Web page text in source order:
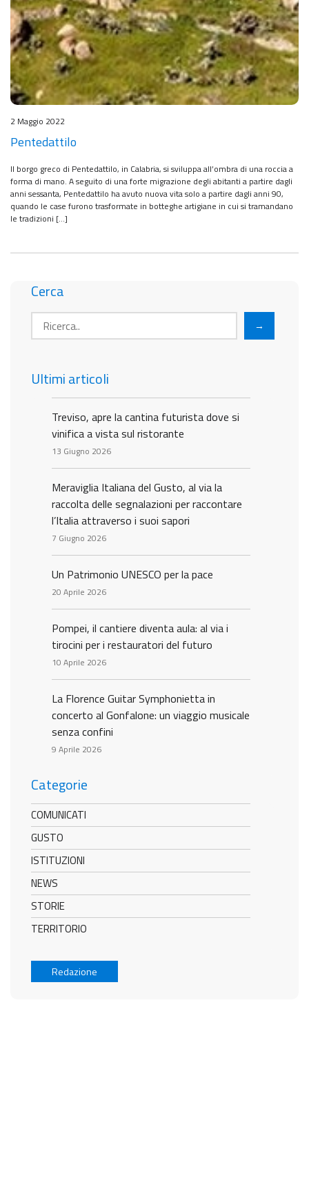
2 Maggio 2022
Pentedattilo
Il borgo greco di Pentedattilo, in Calabria, si sviluppa all’ombra di una roccia a
forma di mano. A seguito di una forte migrazione degli abitanti a partire dagli
anni sessanta, Pentedattilo ha avuto nuova vita solo a partire dagli anni 90,
quando le case furono trasformate in botteghe artigiane in cui si tramandano
le tradizioni […]
Cerca
→
Ultimi articoli
Treviso, apre la cantina futurista dove si
vinifica a vista sul ristorante
13 Giugno 2026
Meraviglia Italiana del Gusto, al via la
raccolta delle segnalazioni per raccontare
l’Italia attraverso i suoi sapori
7 Giugno 2026
Un Patrimonio UNESCO per la pace
20 Aprile 2026
Pompei, il cantiere diventa aula: al via i
tirocini per i restauratori del futuro
10 Aprile 2026
La Florence Guitar Symphonietta in
concerto al Gonfalone: un viaggio musicale
senza confini
9 Aprile 2026
Categorie
COMUNICATI
GUSTO
ISTITUZIONI
NEWS
STORIE
TERRITORIO
Redazione